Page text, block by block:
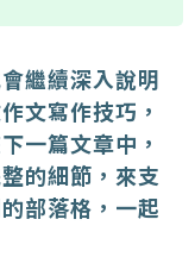
繼續深入說明
文寫作技巧，
一篇文章中，
的細節，來支
部落格，一起